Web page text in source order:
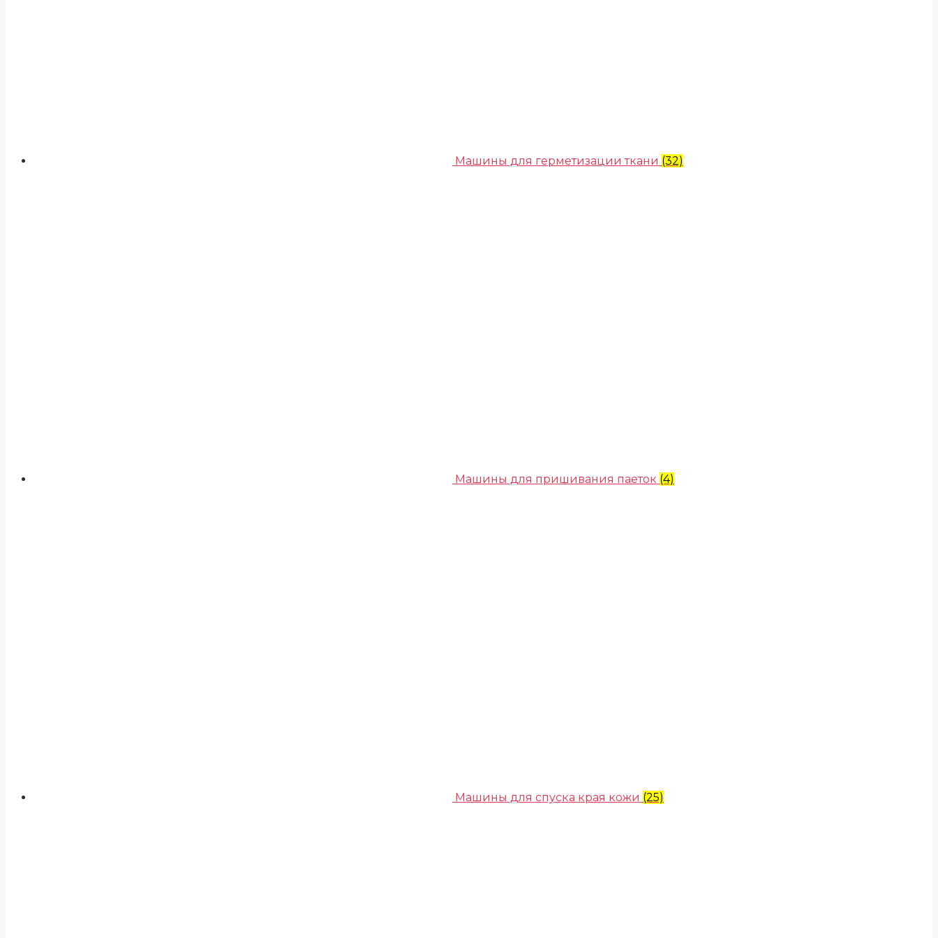
Машины для герметизации ткани (32)
Машины для пришивания паеток (4)
Машины для спуска края кожи (25)